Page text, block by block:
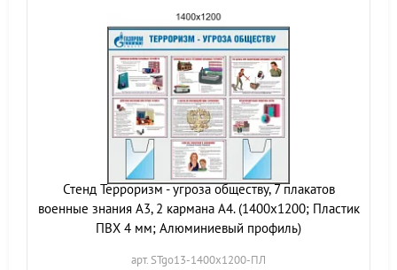
Стенд Терроризм - угроза обществу, 7 плакатов
военные знания А3, 2 кармана А4. (1400х1200; Пластик
ПВХ 4 мм; Алюминиевый профиль)
арт. STgo13-1400х1200-ПЛ